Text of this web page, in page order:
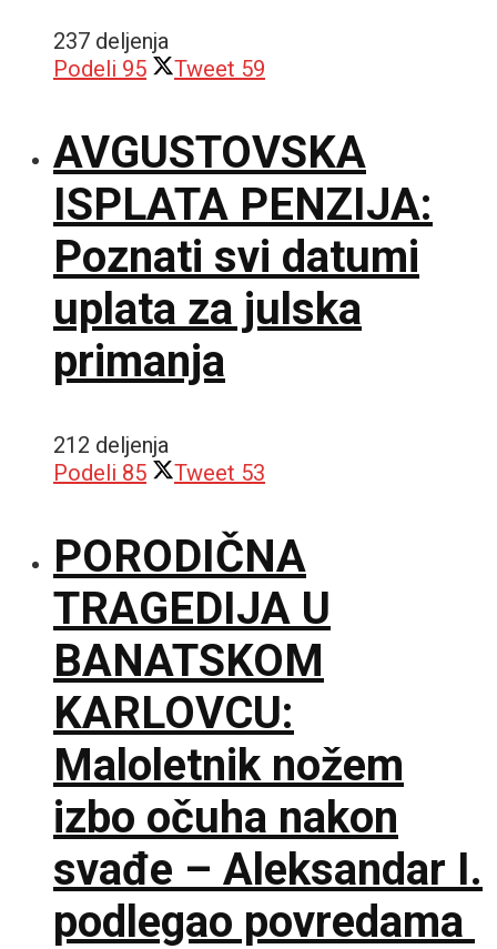
237 deljenja
Podeli 95 Tweet 59
AVGUSTOVSKA
ISPLATA PENZIJA:
Poznati svi datumi
uplata za julska
primanja
212 deljenja
Podeli 85 Tweet 53
PORODIČNA
TRAGEDIJA U
BANATSKOM
KARLOVCU:
Maloletnik nožem
izbo očuha nakon
svađe – Aleksandar I.
podlegao povredama